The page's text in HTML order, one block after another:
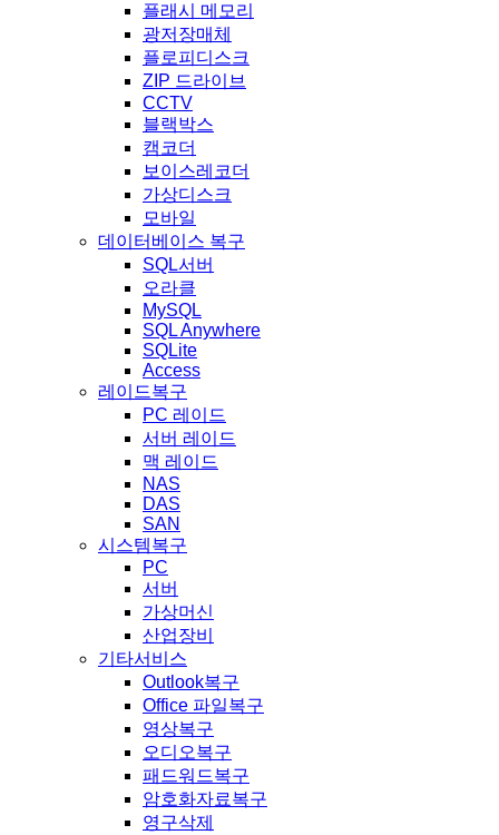
플래시 메모리
광저장매체
플로피디스크
ZIP 드라이브
CCTV
블랙박스
캠코더
보이스레코더
가상디스크
모바일
데이터베이스 복구
SQL서버
오라클
MySQL
SQL Anywhere
SQLite
Access
레이드복구
PC 레이드
서버 레이드
맥 레이드
NAS
DAS
SAN
시스템복구
PC
서버
가상머신
산업장비
기타서비스
Outlook복구
Office 파일복구
영상복구
오디오복구
패드워드복구
암호화자료복구
영구삭제